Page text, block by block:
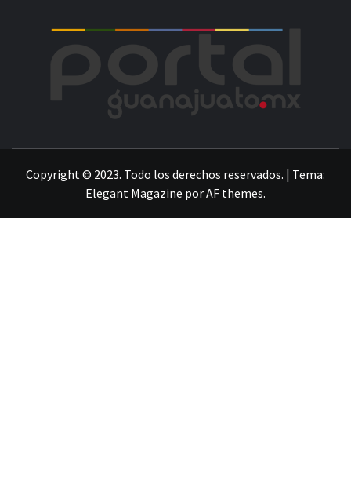
Copyright © 2023. Todo los derechos reservados. | Tema:
Elegant Magazine porAF themes.